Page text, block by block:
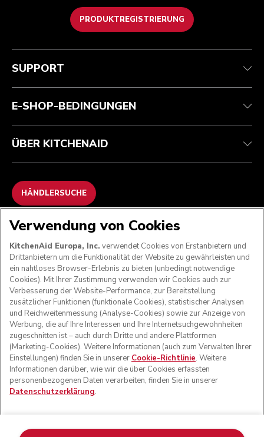
PRODUKTREGISTRIERUNG
Health Check
Verfolgen Sie Ihre Bestellung
Garantie und Dokumente
Häufig gestellte fragen
Teilnahmebedingungen
Rückgaben und Erstattungen
Impressum
ODR
Die Marke
Händlersuche
SUPPORT
E-SHOP-BEDINGUNGEN
ÜBER KITCHENAID
HÄNDLERSUCHE
WIR AKZEPTIEREN
FOLGEN SIE UNS
und das Design der Küchenmaschine sind eingetragene
Verwendung von Cookies
KitchenAid Europa, Inc. verwendet Cookies von Erstanbietern und
Drittanbietern um die Funktionalität der Website zu gewährleisten und
ein nahtloses Browser-Erlebnis zu bieten (unbedingt notwendige
Cookies). Mit Ihrer Zustimmung verwenden wir Cookies auch zur
Verbesserung der Website-Performance, zur Bereitstellung
zusätzlicher Funktionen (funktionale Cookies), statistischer Analysen
und Reichweitenmessung (Analyse-Cookies) sowie zur Anzeige von
Werbung, die auf Ihre Interessen und Ihre Internetsuchgewohnheiten
zugeschnitten ist – auch durch Dritte und andere Plattformen
(Marketing-Cookies). Weitere Informationen (auch zum Verwalten Ihrer
Einstellungen) finden Sie in unserer Cookie-Richtlinie. Weitere
Informationen darüber, wie wir die über Cookies erfassten
personenbezogenen Daten verarbeiten, finden Sie in unserer
Datenschutzerklärung.